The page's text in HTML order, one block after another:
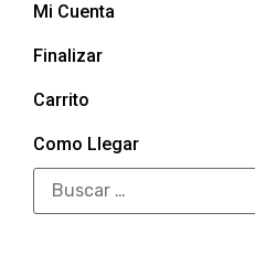
Mi Cuenta
Finalizar
Carrito
Como Llegar